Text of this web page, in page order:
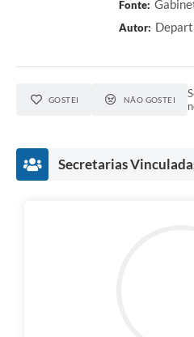
Fonte:
Autor:
GOSTEI NÃO GOSTEI
Secretarias